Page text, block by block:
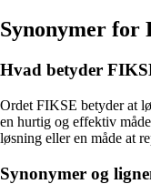
Synonymer for
Hvad betyder
Ordet FIKSE betyder at
en hurtig og effektiv
løsning eller en måde at
Synonymer og